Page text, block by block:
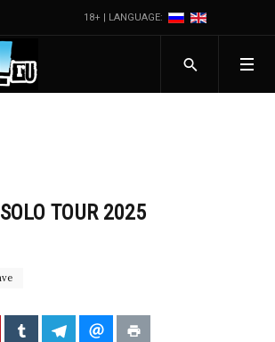
18+ | LANGUAGE:
TOUR 2025